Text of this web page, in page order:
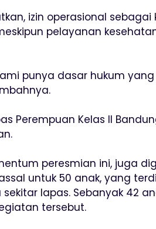
izin operasional
pelayanan
punya dasar hukum
Perempuan Kelas II
peresmian ini, juga
untuk 50 anak, yang
lapas. Sebanyak 42
tersebut.